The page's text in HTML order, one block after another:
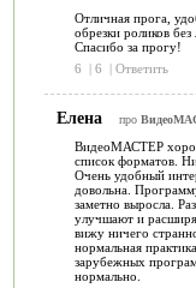
Отличная прога,
обрезки роликов
Спасибо за прогу!
6
| 6 | Ответить
Елена про
ВидеоМАСТЕР
список форматов.
Очень удобный
довольна.
заметно выросла.
улучшают и
вижу ничего
нормальная
зарубежных
нормально.